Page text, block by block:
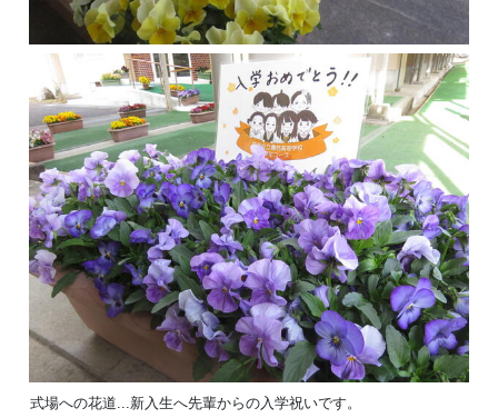
式場への花道...新入生へ先輩からの入学祝いです。